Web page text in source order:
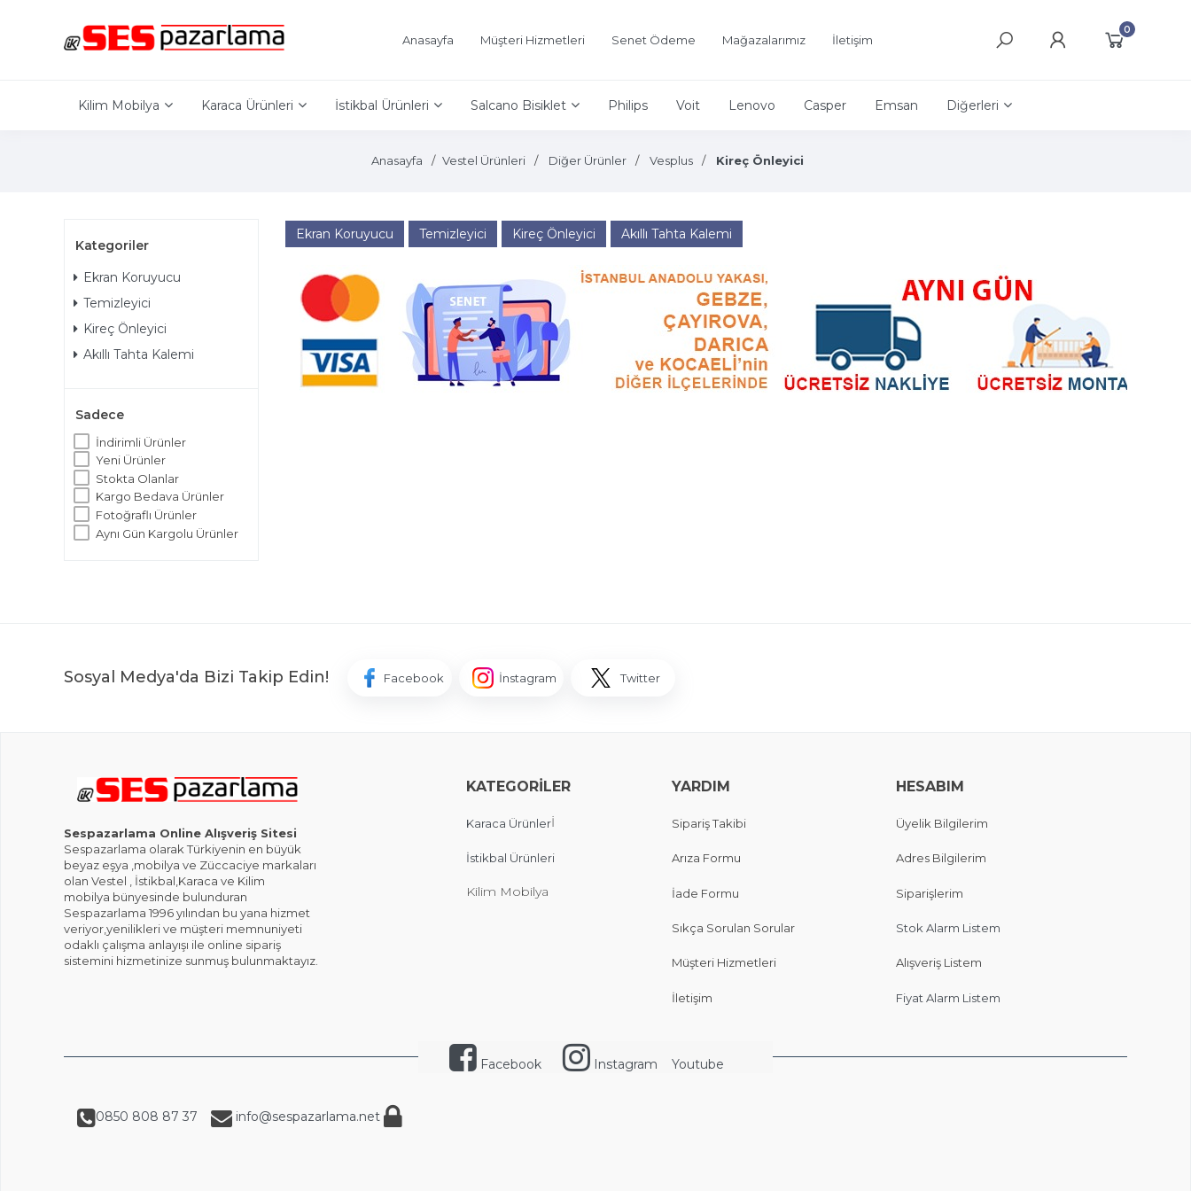
Anasayfa Müşteri Hizmetleri Senet Ödeme Mağazalarımız İletişim
0
Kilim Mobilya Karaca Ürünleri İstikbal Ürünleri Salcano Bisiklet Philips Voit Lenovo Casper Emsan Diğerleri
Anasayfa Vestel Ürünleri Diğer Ürünler Vesplus Kireç Önleyici
Kategoriler
Ekran Koruyucu
Temizleyici
Kireç Önleyici
Akıllı Tahta Kalemi
Sadece
İndirimli Ürünler
Yeni Ürünler
Stokta Olanlar
Kargo Bedava Ürünler
Fotoğraflı Ürünler
Aynı Gün Kargolu Ürünler
Ekran Koruyucu Temizleyici Kireç Önleyici Akıllı Tahta Kalemi
Sosyal Medya'da Bizi Takip Edin! Facebook İnstagram Twitter
Sespazarlama Online Alışveriş Sitesi
Sespazarlama olarak Türkiyenin en büyük
beyaz eşya ,mobilya ve Züccaciye markaları
olan Vestel , İstikbal,Karaca ve Kilim
mobilya bünyesinde bulunduran
Sespazarlama 1996 yılından bu yana hizmet
veriyor,yenilikleri ve müşteri memnuniyeti
odaklı çalışma anlayışı ile online sipariş
sistemini hizmetinize sunmuş bulunmaktayız.
KATEGORİLER
Karaca Ürünlerİ
İstikbal Ürünleri
Kilim Mobilya
YARDIM
Sipariş Takibi
Arıza Formu
İade Formu
Sıkça Sorulan Sorular
Müşteri Hizmetleri
İletişim
HESABIM
Üyelik Bilgilerim
Adres Bilgilerim
Siparişlerim
Stok Alarm Listem
Alışveriş Listem
Fiyat Alarm Listem
Facebook Instagram Youtube
0850 808 87 37 info@sespazarlama.net